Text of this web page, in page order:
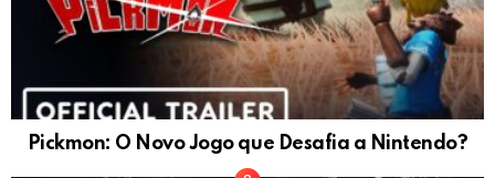
Pickmon: O Novo Jogo que Desafia a Nintendo?